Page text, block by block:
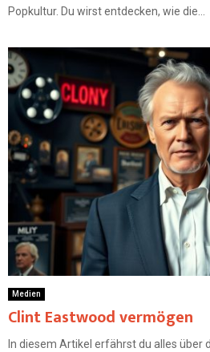
Popkultur. Du wirst entdecken, wie die...
Medien
Clint Eastwood vermögen
In diesem Artikel erfährst du alles über